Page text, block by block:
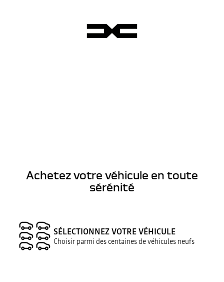
Achetez votre véhicule en toute
sérénité
SÉLECTIONNEZ VOTRE VÉHICULE
Choisir parmi des centaines de véhicules neufs